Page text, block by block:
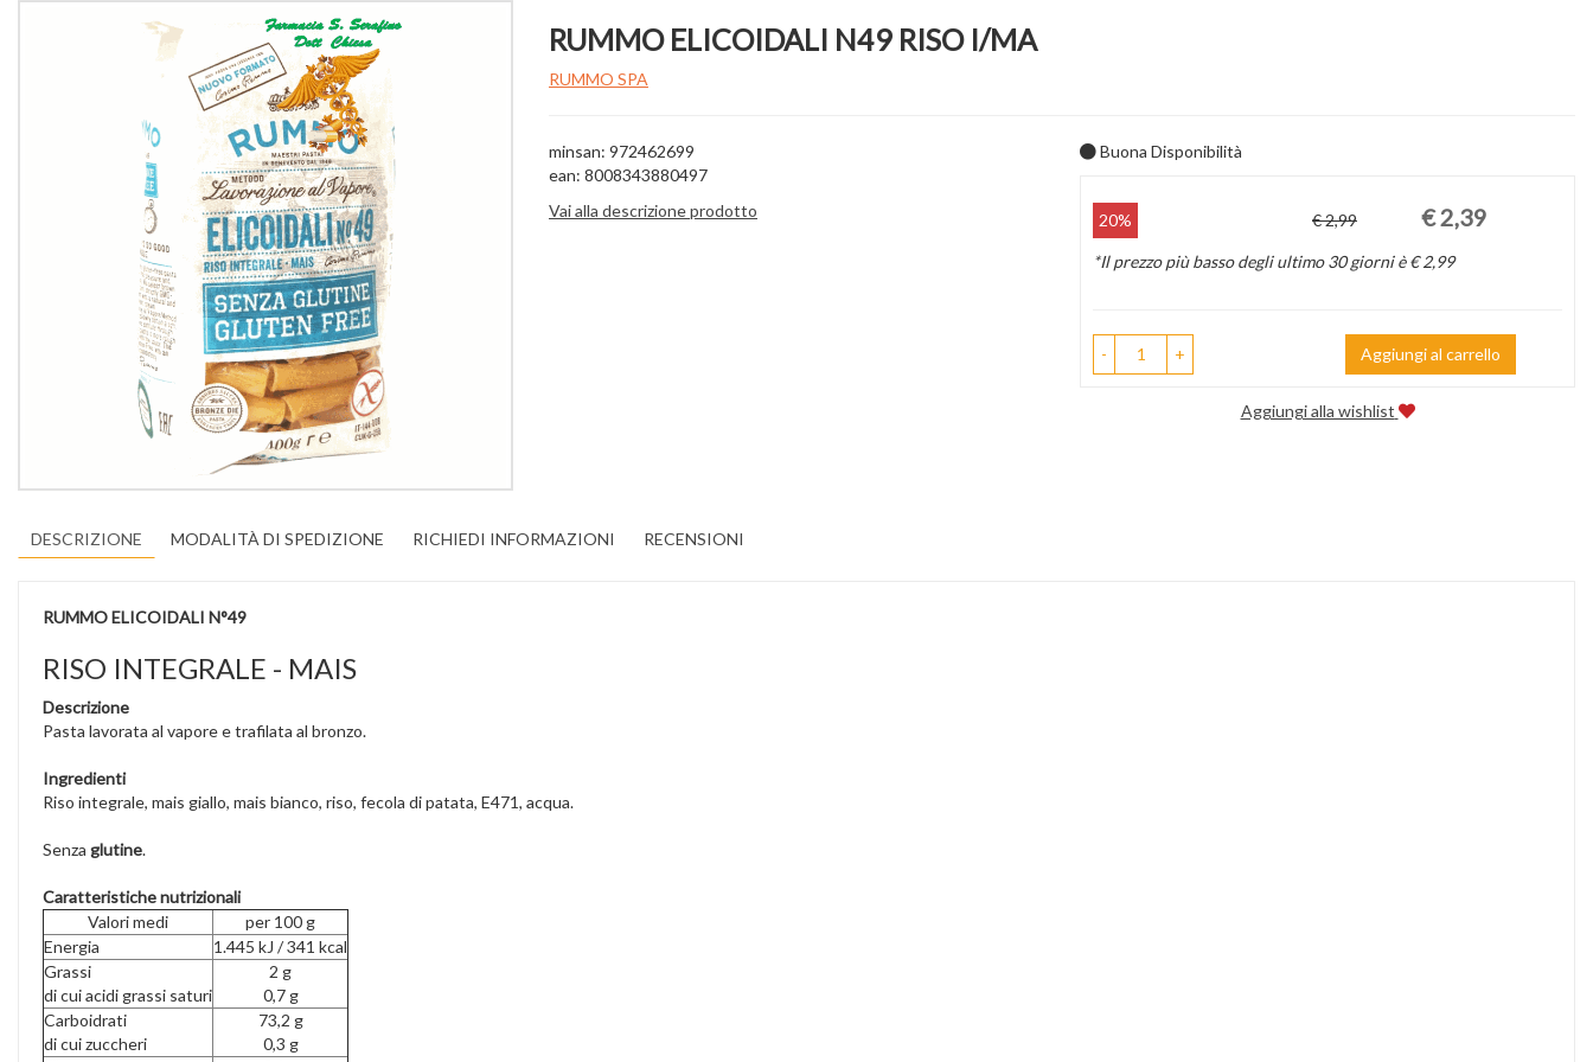
RUMMO ELICOIDALI N49 RISO I/MA
RUMMO SPA
minsan: 972462699
ean: 8008343880497
Vai alla descrizione prodotto
Buona Disponibilità
Sconto
del
20% € 2,99
Prezzo
scontato
€ 2,39
*Il prezzo più basso degli ultimo 30 giorni è € 2,99
- + Aggiungi al carrello
Aggiungi alla wishlist
DESCRIZIONE MODALITÀ DI SPEDIZIONE RICHIEDI INFORMAZIONI RECENSIONI
RUMMO ELICOIDALI N°49
RISO INTEGRALE - MAIS
Descrizione
Pasta lavorata al vapore e trafilata al bronzo.
Ingredienti
Riso integrale, mais giallo, mais bianco, riso, fecola di patata, E471, acqua.
Senza glutine.
Caratteristiche nutrizionali
Valori medi
per 100 g
Energia
1.445 kJ / 341 kcal
Grassi
di cui acidi grassi saturi
2 g
0,7 g
Carboidrati
di cui zuccheri
73,2 g
0,3 g